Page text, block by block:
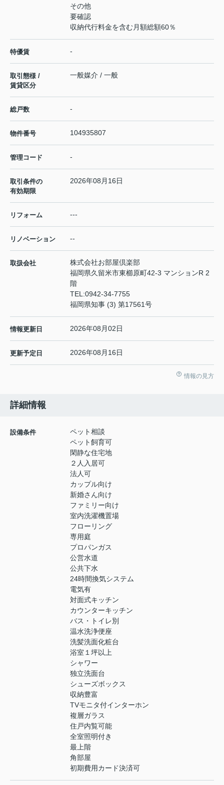
その他
要確認
収納代行料金を含む月額総額60％
特優賃 -
取引態様 /
賃貸区分
一般媒介 / 一般
総戸数 -
物件番号 104935807
管理コード -
取引条件の
有効期限
2026年08月16日
リフォーム ---
リノベーション --
取扱会社
株式会社お部屋倶楽部
福岡県久留米市東櫛原町42-3 マンションR 2
階
TEL:0942-34-7755
福岡県知事 (3) 第17561号
情報更新日 2026年08月02日
更新予定日 2026年08月16日
情報の見方
詳細情報
設備条件
ペット相談
ペット飼育可
閑静な住宅地
２人入居可
法人可
カップル向け
新婚さん向け
ファミリー向け
室内洗濯機置場
フローリング
専用庭
プロパンガス
公営水道
公共下水
24時間換気システム
電気有
対面式キッチン
カウンターキッチン
バス・トイレ別
温水洗浄便座
洗髪洗面化粧台
浴室１坪以上
シャワー
独立洗面台
シューズボックス
収納豊富
TVモニタ付インターホン
複層ガラス
住戸内覧可能
全室照明付き
最上階
角部屋
初期費用カード決済可